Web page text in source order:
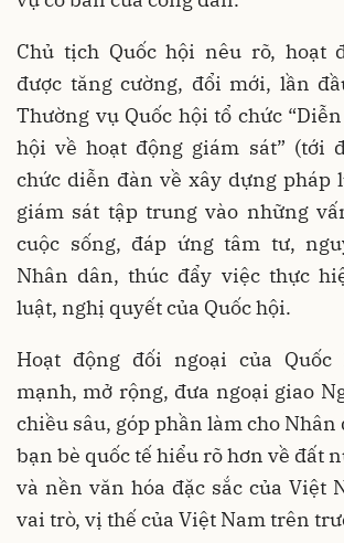
Chủ tịch Quốc hội nêu rõ, hoạt
được tăng cường, đổi mới, lần
Thường vụ Quốc hội tổ chức
hội về hoạt động giám sát” (tới
chức diễn đàn về xây dựng pháp
giám sát tập trung vào những
cuộc sống, đáp ứng tâm tư,
Nhân dân, thúc đẩy việc thực
luật, nghị quyết của Quốc hội.
Hoạt động đối ngoại của
mạnh, mở rộng, đưa ngoại giao
chiều sâu, góp phần làm cho Nhân
bạn bè quốc tế hiểu rõ hơn về đất
và nền văn hóa đặc sắc của Việt
vai trò, vị thế của Việt Nam trên